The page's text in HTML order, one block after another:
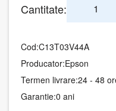
Cantitate:
Cod:C13T03V44A
Producator:Epson
Termen livrare:24 - 48
Garantie:0 ani